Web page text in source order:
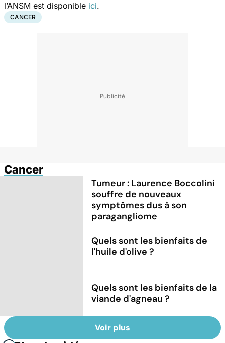
l’ANSM est disponible ici.
CANCER
Cancer
Tumeur : Laurence Boccolini
souffre de nouveaux
symptômes dus à son
paragangliome
Quels sont les bienfaits de
l'huile d'olive ?
Quels sont les bienfaits de la
viande d'agneau ?
Voir plus